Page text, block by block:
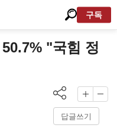
구독
"국힘 정
답글쓰기